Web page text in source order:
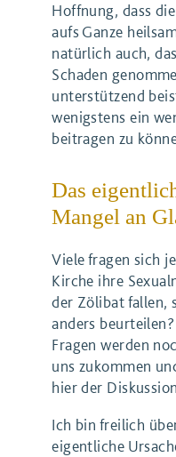
Hoffnung, dass
aufs Ganze
natürlich auch,
Schaden
unterstützend
wenigstens ein
beitragen zu
Das
Mangel an
Viele fragen sich
Kirche ihre
der Zölibat fallen,
anders
Fragen werden
uns zukommen
hier der
Ich bin freilich
eigentliche